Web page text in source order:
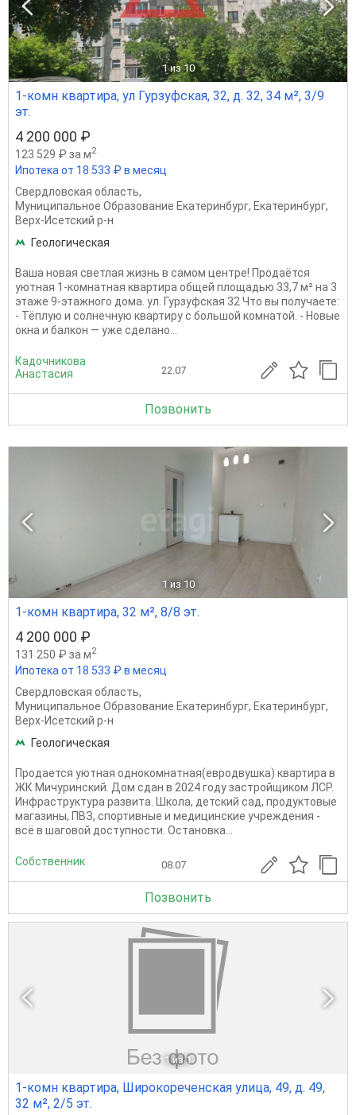
1 из 10
1-комн квартира, ул Гурзуфская, 32, д. 32, 34 м², 3/9
эт.
4 200 000 ₽
123 529 ₽ за м2
Ипотека от 18 533 ₽ в месяц
Свердловская область,
Муниципальное Образование Екатеринбург, Екатеринбург,
Верх-Исетский р-н
Геологическая
Ваша новая светлая жизнь в самом центре! Продаётся
уютная 1-комнатная квартира общей площадью 33,7 м² на 3
этаже 9-этажного дома. ул. Гурзуфская 32 Что вы получаете:
- Тёплую и солнечную квартиру с большой комнатой. - Новые
окна и балкон — уже сделано...
Кадочникова
Анастасия
22.07
Позвонить
1 из 10
1-комн квартира, 32 м², 8/8 эт.
4 200 000 ₽
131 250 ₽ за м2
Ипотека от 18 533 ₽ в месяц
Свердловская область,
Муниципальное Образование Екатеринбург, Екатеринбург,
Верх-Исетский р-н
Геологическая
Продается уютная однокомнатная(евродвушка) квартира в
ЖК Мичуринский. Дом сдан в 2024 году застройщиком ЛСР.
Инфраструктура развита. Школа, детский сад, продуктовые
магазины, ПВЗ, спортивные и медицинские учреждения -
всё в шаговой доступности. Остановка...
Собственник 08.07
Позвонить
1 из 1
1-комн квартира, Широкореченская улица, 49, д. 49,
32 м², 2/5 эт.